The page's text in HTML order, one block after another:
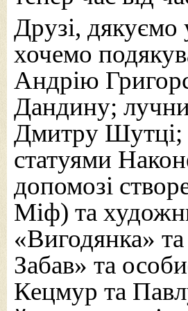
Друзі, дякуємо
хочемо
Андрію
Дандину;
Дмитру Шутці;
статуями
допомозі
Міф) та
«Вигодянка»
Забав» та
Кецмур та